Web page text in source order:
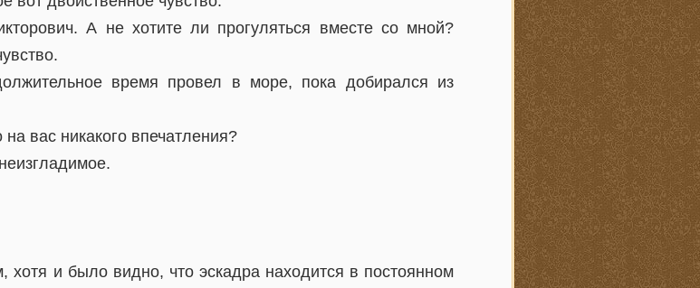
А не хотите ли прогуляться вместе со мной?
время провел в море, пока добирался из
вас никакого впечатления?
и было видно, что эскадра находится в постоянном